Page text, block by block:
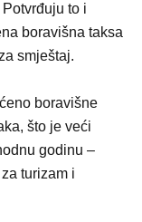
to i
boravišna taksa
smještaj.
boravišne
što je veći
godinu –
turizam i